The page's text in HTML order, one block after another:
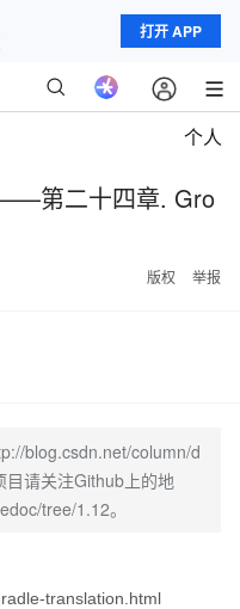
打开 APP
个人
第二十四章. Gro
版权 举报
blog.csdn.net/column/d
请关注Github上的地
tree/1.12。
translation.html